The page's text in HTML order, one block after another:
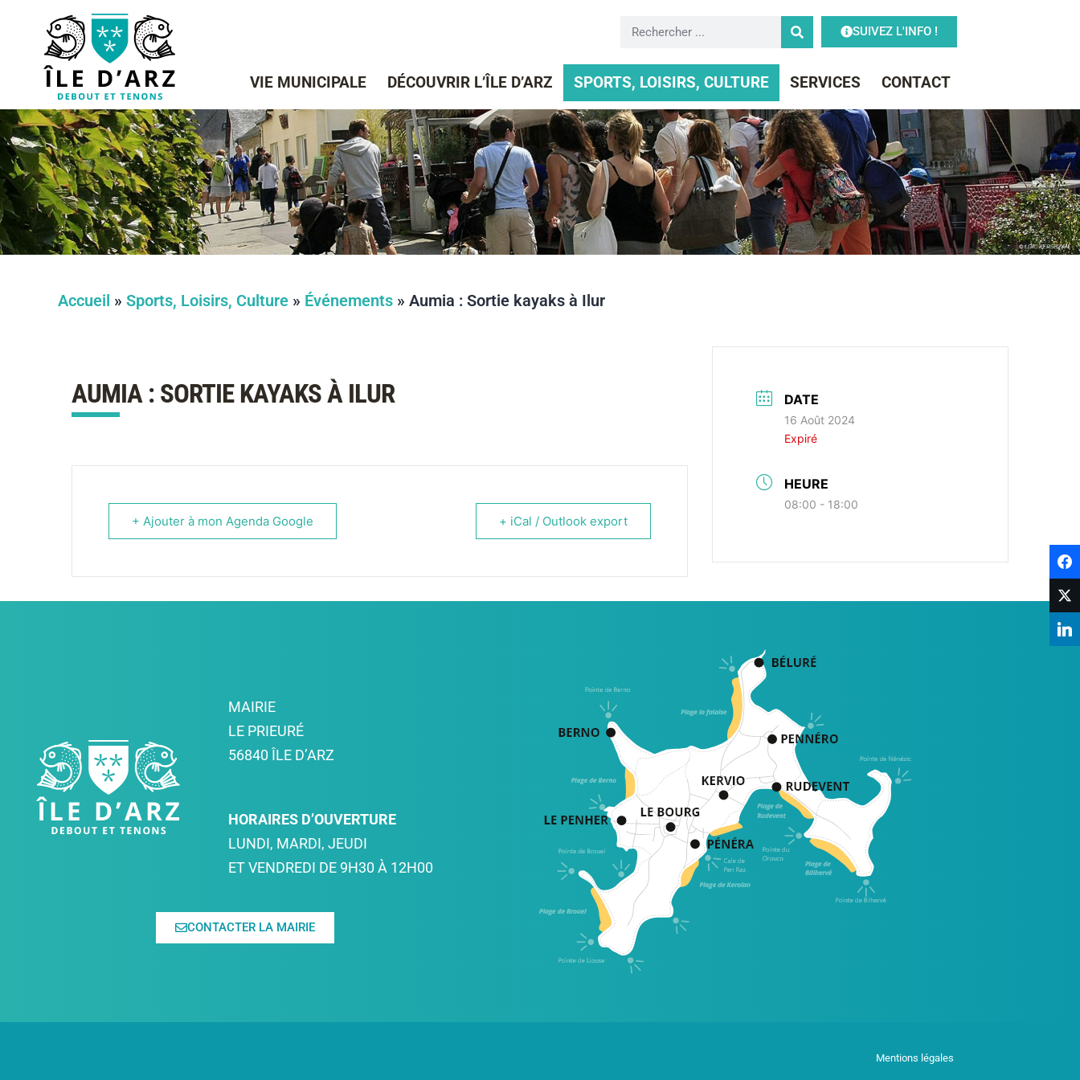
SUIVEZ L'INFO !
VIE MUNICIPALE DÉCOUVRIR L’ÎLE D’ARZ SPORTS, LOISIRS, CULTURE SERVICES CONTACT
Accueil » Sports, Loisirs, Culture » Événements » Aumia : Sortie kayaks à Ilur
AUMIA : SORTIE KAYAKS À ILUR
+ Ajouter à mon Agenda Google + iCal / Outlook export
DATE
16 Août 2024
Expiré
HEURE
08:00 - 18:00
MAIRIE
LE PRIEURÉ
56840 ÎLE D’ARZ
HORAIRES D’OUVERTURE
LUNDI, MARDI, JEUDI
ET VENDREDI DE 9H30 À 12H00
CONTACTER LA MAIRIE
Mentions légales